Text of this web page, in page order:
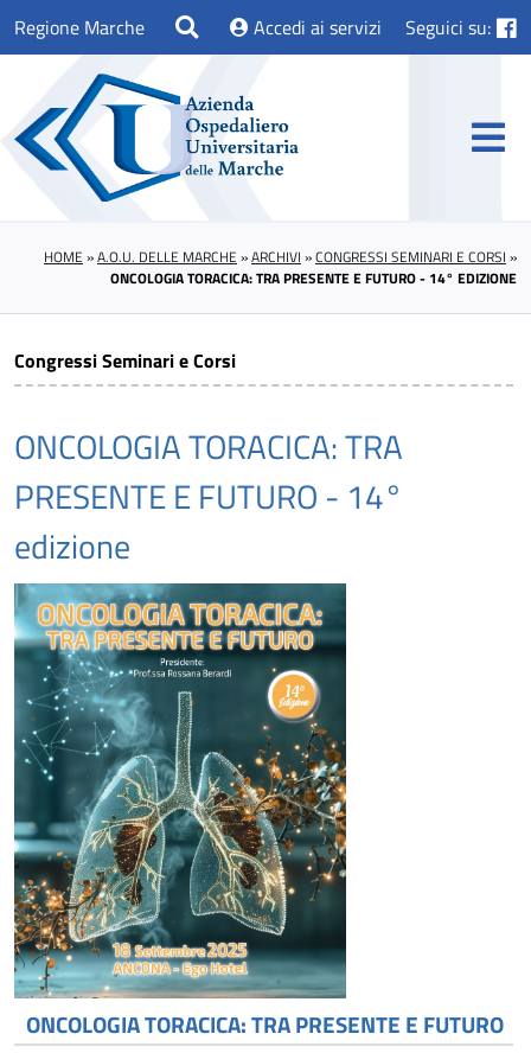
Regione Marche Accedi ai servizi Seguici su:
HOME »A.O.U. DELLE MARCHE »ARCHIVI »CONGRESSI SEMINARI E CORSI »
ONCOLOGIA TORACICA: TRA PRESENTE E FUTURO - 14° EDIZIONE
Congressi Seminari e Corsi
ONCOLOGIA TORACICA: TRA
PRESENTE E FUTURO - 14°
edizione
ONCOLOGIA TORACICA: TRA PRESENTE E FUTURO